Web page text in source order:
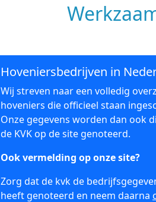
Hoveniersbedrijven in
Wij streven naar een volledig
hoveniers die officieel staan
Onze gegevens worden dan ook
de KVK op de site genoteerd.
Ook vermelding op onze site?
Zorg dat de kvk de
heeft genoteerd en neem daarna